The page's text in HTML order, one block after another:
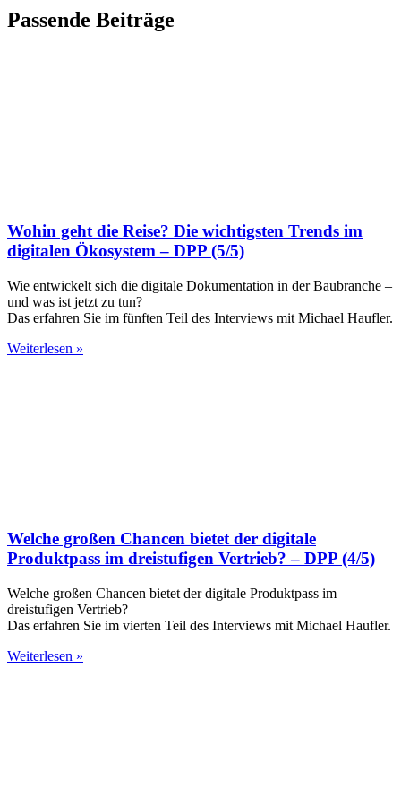
Passende Beiträge
Wohin geht die Reise? Die wichtigsten Trends im
digitalen Ökosystem – DPP (5/5)
Wie entwickelt sich die digitale Dokumentation in der Baubranche –
und was ist jetzt zu tun?
Das erfahren Sie im fünften Teil des Interviews mit Michael Haufler.
Weiterlesen »
Welche großen Chancen bietet der digitale
Produktpass im dreistufigen Vertrieb? – DPP (4/5)
Welche großen Chancen bietet der digitale Produktpass im
dreistufigen Vertrieb?
Das erfahren Sie im vierten Teil des Interviews mit Michael Haufler.
Weiterlesen »